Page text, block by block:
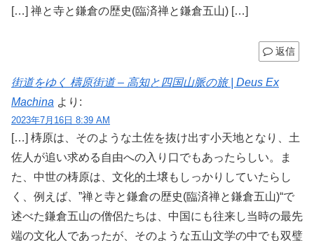
[…] 禅と寺と鎌倉の歴史(臨済禅と鎌倉五山) […]
返信
街道をゆく 檮原街道 – 高知と四国山脈の旅 | Deus Ex
Machina より:
2023年7月16日 8:39 AM
[…] 梼原は、そのような土佐を抜け出す小天地となり、土
佐人が追い求める自由への入り口でもあったらしい。ま
た、中世の梼原は、文化的土壌もしっかりしていたらし
く、例えば、”禅と寺と鎌倉の歴史(臨済禅と鎌倉五山)“で
述べた鎌倉五山の僧侶たちは、中国にも往来し当時の最先
端の文化人であったが、そのような五山文学の中でも双璧